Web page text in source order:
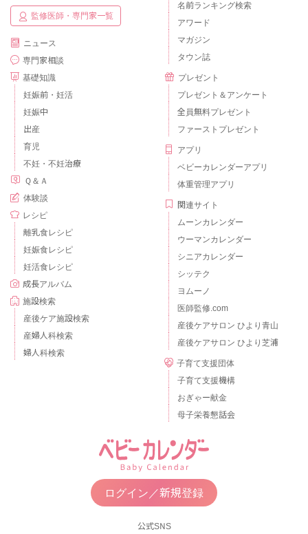
監修医師・専門家一覧
ニュース
専門家相談
基礎知識
妊娠前・妊活
妊娠中
出産
育児
不妊・不妊治療
Ｑ＆Ａ
体験談
レシピ
離乳食レシピ
妊娠食レシピ
妊活食レシピ
成長アルバム
施設検索
産後ケア施設検索
産婦人科検索
婦人科検索
名前ランキング検索
アワード
マガジン
タウン誌
プレゼント
プレゼント＆アンケート
全員無料プレゼント
ファーストプレゼント
アプリ
ベビーカレンダーアプリ
体重管理アプリ
関連サイト
ムーンカレンダー
ウーマンカレンダー
シニアカレンダー
シッテク
ヨムーノ
医師監修.com
産後ケアサロン ひより青山
産後ケアサロン ひより芝浦
子育て支援団体
子育て支援機構
おぎゃー献金
母子栄養懇話会
ログイン／新規登録
公式SNS